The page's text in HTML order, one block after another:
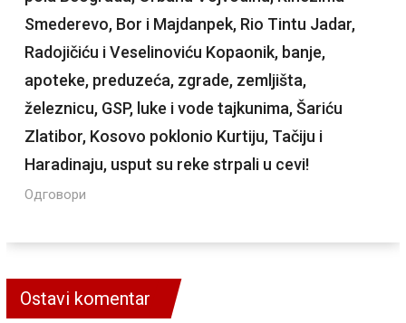
Smederevo, Bor i Majdanpek, Rio Tintu Jadar,
Radojičiću i Veselinoviću Kopaonik, banje,
apoteke, preduzeća, zgrade, zemljišta,
železnicu, GSP, luke i vode tajkunima, Šariću
Zlatibor, Kosovo poklonio Kurtiju, Tačiju i
Haradinaju, usput su reke strpali u cevi!
Одговори
Ostavi komentar